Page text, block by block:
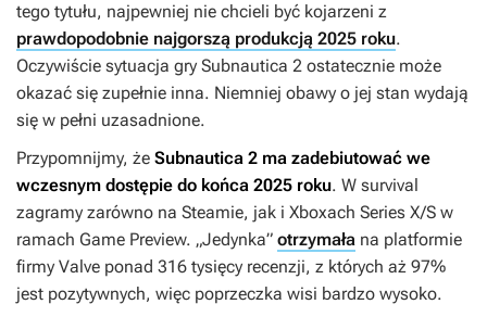
tego tytułu, najpewniej nie chcieli być kojarzeni z
prawdopodobnie najgorszą produkcją 2025 roku.
Oczywiście sytuacja gry Subnautica 2 ostatecznie może
okazać się zupełnie inna. Niemniej obawy o jej stan wydają
się w pełni uzasadnione.
Przypomnijmy, że Subnautica 2 ma zadebiutować we
wczesnym dostępie do końca 2025 roku. W survival
zagramy zarówno na Steamie, jak i Xboxach Series X/S w
ramach Game Preview. „Jedynka” otrzymała na platformie
firmy Valve ponad 316 tysięcy recenzji, z których aż 97%
jest pozytywnych, więc poprzeczka wisi bardzo wysoko.